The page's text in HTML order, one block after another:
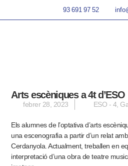
93 691 97 52
Arts escèniques a 4t d’ESO
febrer 28, 2023 ESO - 4,
Els alumnes de l’optativa d’arts
una escenografia a partir d’un relat
Cerdanyola. Actualment, treballen en
interpretació d’una obra de teatre